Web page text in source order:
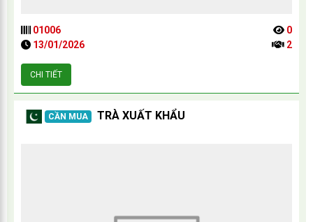
01006
0
13/01/2026
2
CHI TIẾT
CẦN MUA TRÀ XUẤT KHẨU